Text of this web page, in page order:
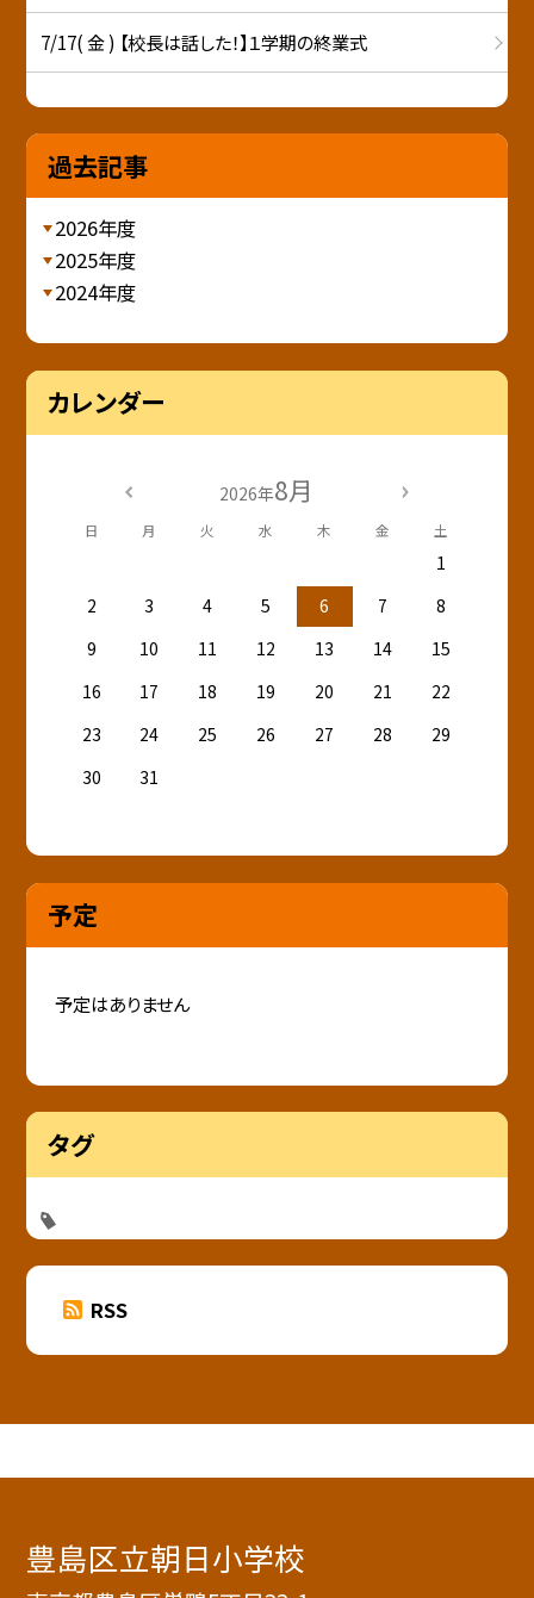
7/17( 金 ) 【校長は話した！】１学期の終業式
過去記事
2026年度
2025年度
2024年度
カレンダー
2026年8月
日 月 火 水 木 金 土
1
2
3 4 5 6 7
8
9
10 11 12 13 14
15
16
17 18 19 20 21
22
23
24 25 26 27 28
29
30
31
予定
予定はありません
タグ
RSS
豊島区立朝日小学校